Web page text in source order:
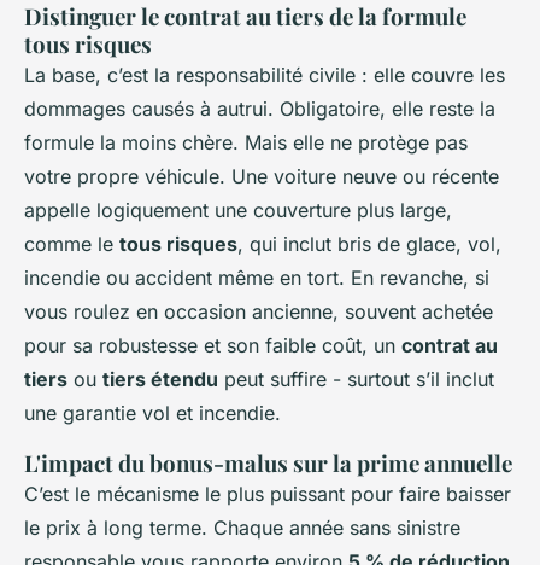
Distinguer le contrat au tiers de la formule
tous risques
La base, c’est la responsabilité civile : elle couvre les
dommages causés à autrui. Obligatoire, elle reste la
formule la moins chère. Mais elle ne protège pas
votre propre véhicule. Une voiture neuve ou récente
appelle logiquement une couverture plus large,
comme le tous risques, qui inclut bris de glace, vol,
incendie ou accident même en tort. En revanche, si
vous roulez en occasion ancienne, souvent achetée
pour sa robustesse et son faible coût, un contrat au
tiers ou tiers étendu peut suffire - surtout s’il inclut
une garantie vol et incendie.
L'impact du bonus-malus sur la prime annuelle
C’est le mécanisme le plus puissant pour faire baisser
le prix à long terme. Chaque année sans sinistre